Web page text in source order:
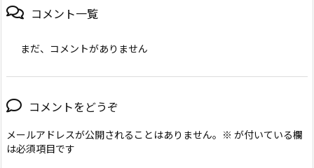
コメント一覧
まだ、コメントがありません
コメントをどうぞ
メールアドレスが公開されることはありません。 ※ が付いている欄
は必須項目です